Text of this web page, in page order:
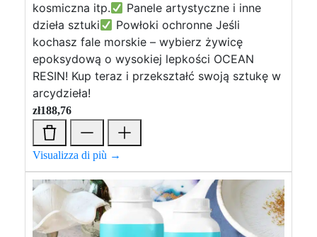
kosmiczna itp.
Panele artystyczne i inne
dzieła sztuki
Powłoki ochronne Jeśli
kochasz fale morskie – wybierz żywicę
epoksydową o wysokiej lepkości OCEAN
RESIN! Kup teraz i przekształć swoją sztukę w
arcydzieła!
zł188,76
Visualizza di più →